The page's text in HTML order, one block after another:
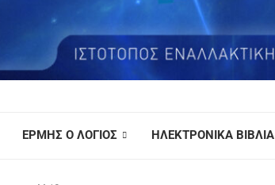
ΕΡΜΗΣ Ο ΛΟΓΙΟΣ ΗΛΕΚΤΡΟΝΙΚΑ ΒΙΒΛΙΑ